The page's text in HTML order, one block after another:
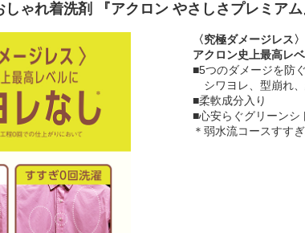
ゃれ着洗剤 『アクロン やさしさプレミアム
〈究極ダメージレス〉
アクロン史上最高レ
■5つのダメージを防ぐ
シワヨレ、型崩れ
■柔軟成分入り
■心安らぐグリーンシ
＊弱水流コースすす